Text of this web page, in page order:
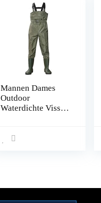
Mannen Dames
Outdoor
Waterdichte Vissen
Waders (Color : B,